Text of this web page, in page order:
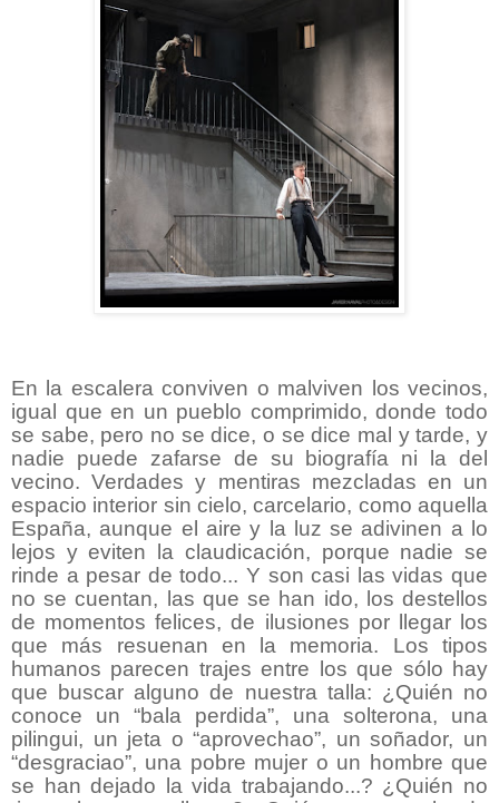
En la escalera conviven o malviven los vecinos,
igual que en un pueblo comprimido, donde todo
se sabe, pero no se dice, o se dice mal y tarde, y
nadie puede zafarse de su biografía ni la del
vecino. Verdades y mentiras mezcladas en un
espacio interior sin cielo, carcelario, como aquella
España, aunque el aire y la luz se adivinen a lo
lejos y eviten la claudicación, porque nadie se
rinde a pesar de todo... Y son casi las vidas que
no se cuentan, las que se han ido, los destellos
de momentos felices, de ilusiones por llegar los
que más resuenan en la memoria. Los tipos
humanos parecen trajes entre los que sólo hay
que buscar alguno de nuestra talla: ¿Quién no
conoce un “bala perdida”, una solterona, una
pilingui, un jeta o “aprovechao”, un soñador, un
“desgraciao”, una pobre mujer o un hombre que
se han dejado la vida trabajando...? ¿Quién no